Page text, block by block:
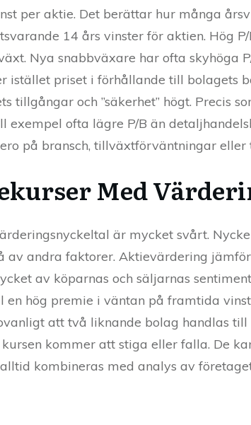
per aktie. Det berättar hur många
14 års vinster för aktien. Hög
Nya snabbväxare har ofta skyhöga
istället priset i förhållande till bolagets
och ”säkerhet” högt. Precis
exempel ofta lägre P/B än
på bransch, tillväxtförväntningar
Med
är mycket svårt.
av andra faktorer. Aktievärdering
av köparnas och säljarnas
en hög premie i väntan på framtida
att två liknande bolag handlas till
kommer att stiga eller falla. De
kombineras med analys av